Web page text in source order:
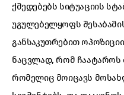
ქმედებებს სიტუაციის
უგულებელყოფს
განსაკუთრებით
ნაცვლად, რომ ჩაატაროს
რომელიც მოიცავს